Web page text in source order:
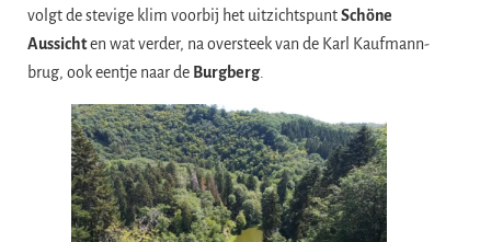
volgt de stevige klim voorbij het uitzichtspuntSchöne
Aussichten wat verder, na oversteek van de Karl Kaufmann-
brug, ook eentje naar de Burgberg.